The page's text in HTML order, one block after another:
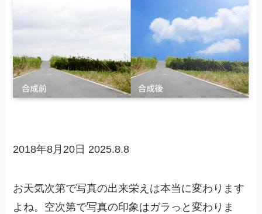
2018年8月20日 2025.8.8
お天気次第で写真の出来栄えは本当に変わります
よね。空次第で写真の印象はガラっと変わりま